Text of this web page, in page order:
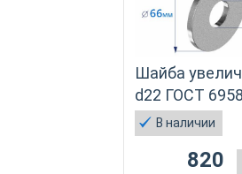
Шайба
d22 ГОСТ
В наличии
820